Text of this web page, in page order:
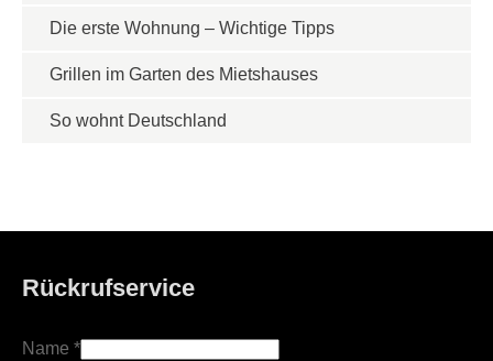
Die erste Wohnung – Wichtige Tipps
Grillen im Garten des Mietshauses
So wohnt Deutschland
Rückrufservice
Name *